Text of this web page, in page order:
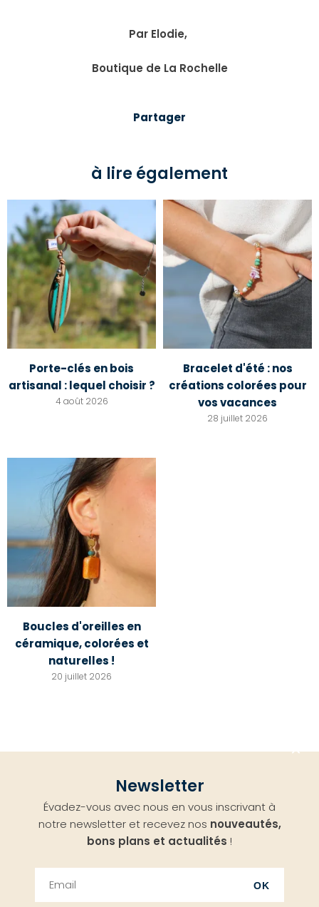
Par Elodie,
Boutique de La Rochelle
Partager
à lire également
Porte-clés en bois
artisanal : lequel choisir ?
4 août 2026
Bracelet d'été : nos
créations colorées pour
vos vacances
28 juillet 2026
Boucles d'oreilles en
céramique, colorées et
naturelles !
20 juillet 2026
Newsletter
Évadez-vous avec nous en vous inscrivant à
notre newsletter et recevez nos nouveautés,
bons plans et actualités !
OK